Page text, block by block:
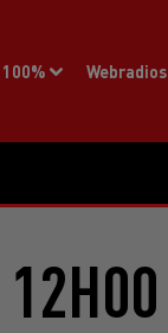
100% Webradios